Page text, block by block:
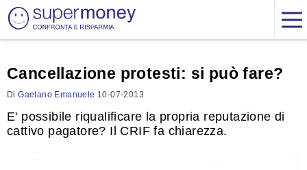
Cancellazione protesti: si può fare?
DiGaetano Emanuele 10-07-2013
E' possibile riqualificare la propria reputazione di
cattivo pagatore? Il CRIF fa chiarezza.